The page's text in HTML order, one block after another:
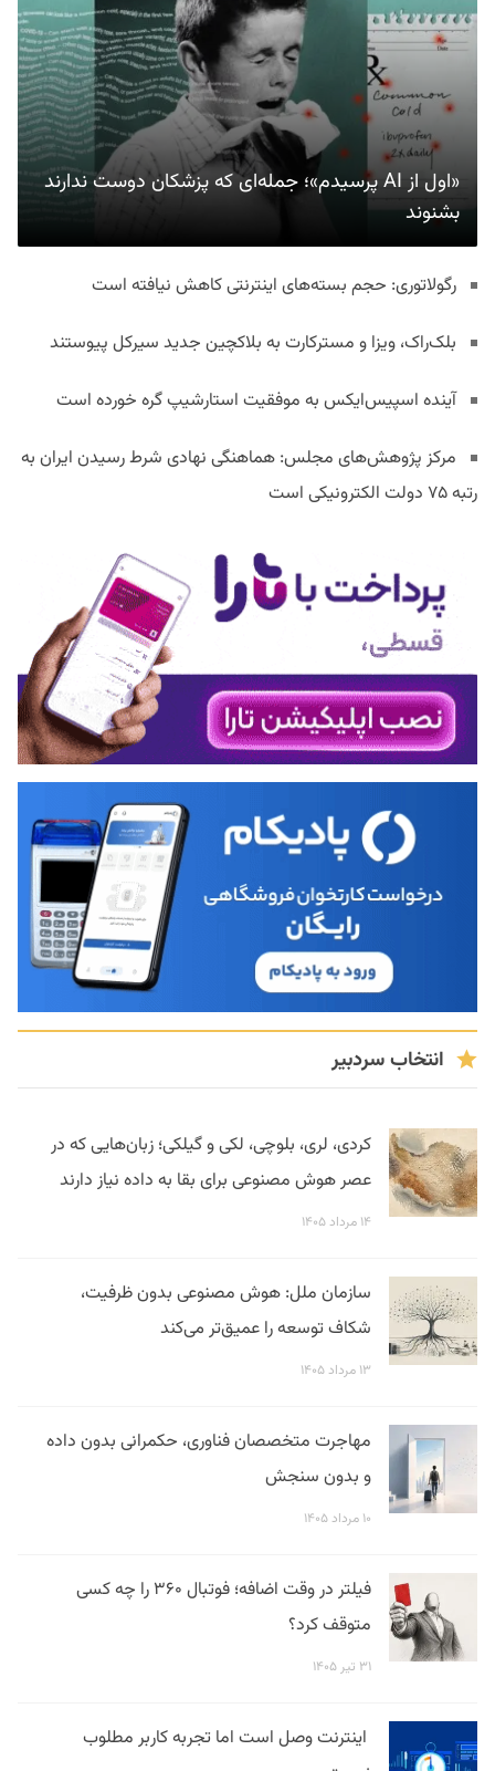
«اول از AI پرسیدم»؛ جمله‌ای که پزشکان دوست ندارند
بشنوند
رگولاتوری: حجم بسته‌های اینترنتی کاهش نیافته است
بلک‌راک، ویزا و مسترکارت به بلاکچین جدید سیرکل پیوستند
آینده اسپیس‌ایکس به موفقیت استارشیپ گره خورده است
مرکز پژوهش‌های مجلس: هماهنگی نهادی شرط رسیدن ایران به
رتبه ۷۵ دولت الکترونیکی است
انتخاب سردبیر
کردی، لری، بلوچی، لکی و گیلکی؛ زبان‌هایی که در
عصر هوش مصنوعی برای بقا به داده نیاز دارند
۱۴ مرداد ۱۴۰۵
سازمان ملل: هوش مصنوعی بدون ظرفیت،
شکاف توسعه را عمیق‌تر می‌کند
۱۳ مرداد ۱۴۰۵
مهاجرت متخصصان فناوری، حکمرانی بدون داده
و بدون سنجش
۱۰ مرداد ۱۴۰۵
فیلتر در وقت اضافه؛ فوتبال ۳۶۰ را چه کسی
متوقف کرد؟
۳۱ تیر ۱۴۰۵
اینترنت وصل است اما تجربه کاربر مطلوب